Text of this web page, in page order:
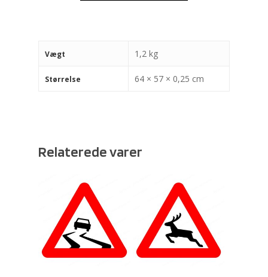
Vægt 1,2 kg
Størrelse 64 × 57 × 0,25 cm
Relaterede varer